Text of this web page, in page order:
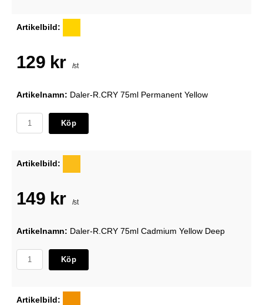
Artikelbild:
129 kr /st
Artikelnamn: Daler-R.CRY 75ml Permanent Yellow
Köp
Artikelbild:
149 kr /st
Artikelnamn: Daler-R.CRY 75ml Cadmium Yellow Deep
Köp
Artikelbild: